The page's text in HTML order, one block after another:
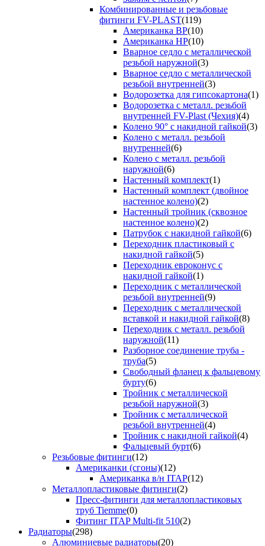
Комбинированные и резьбовые
фитинги FV-PLAST(119)
Американка ВР(10)
Американка НР(10)
Вварное седло с металлической
резьбой наружной(3)
Вварное седло с металлической
резьбой внутренней(3)
Водорозетка для гипсокартона(1)
Водорозетка с металл. резьбой
внутренней FV-Plast (Чехия)(4)
Колено 90° с накидной гайкой(3)
Колено с металл. резьбой
внутренней(6)
Колено с металл. резьбой
наружной(6)
Настенный комплект(1)
Настенный комплект (двойное
настенное колено)(2)
Настенный тройник (сквозное
настенное колено)(2)
Патрубок с накидной гайкой(6)
Переходник пластиковый с
накидной гайкой(5)
Переходник евроконус с
накидной гайкой(1)
Переходник с металлической
резьбой внутренней(9)
Переходник с металлической
вставкой и накидной гайкой(8)
Переходник с металл. резьбой
наружной(11)
Разборное соединение труба -
труба(5)
Свободный фланец к фальцевому
бурту(6)
Тройник с металлической
резьбой наружной(3)
Тройник с металлической
резьбой внутренней(4)
Тройник с накидной гайкой(4)
Фальцевый бурт(6)
Резьбовые фитинги(12)
Американки (сгоны)(12)
Американка в/н ITAP(12)
Металлопластиковые фитинги(2)
Пресс-фитинги для металлопластиковых
труб Tiemme(0)
Фитинг ITAP Multi-fit 510(2)
Радиаторы(298)
Алюминиевые радиаторы(20)